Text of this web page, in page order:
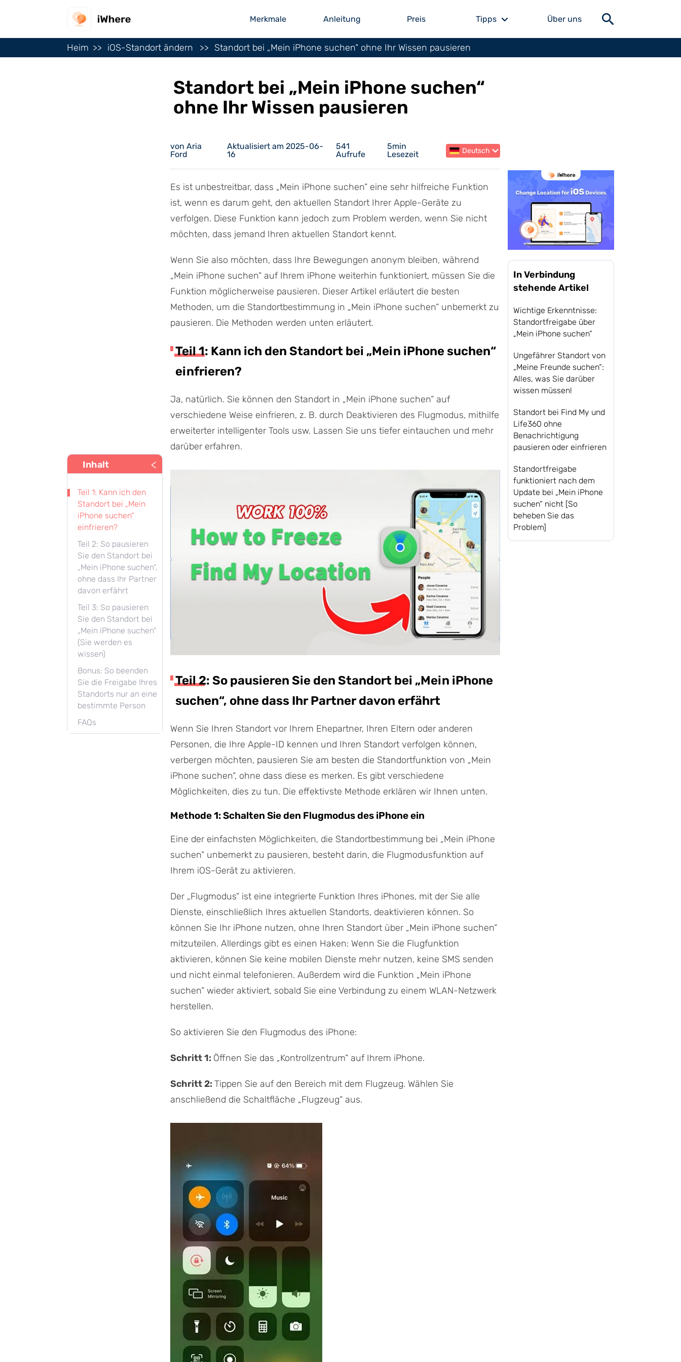
Merkmale Anleitung Preis Tipps Über uns
Heim iOS-Standort ändern Standort bei „Mein iPhone suchen“ ohne Ihr Wissen pausieren
Standort bei „Mein iPhone suchen“
ohne Ihr Wissen pausieren
Inhalt <
Teil 1: Kann ich den
Standort bei „Mein
iPhone suchen“
einfrieren?
Teil 2: So pausieren
Sie den Standort bei
„Mein iPhone suchen“,
ohne dass Ihr Partner
davon erfährt
Teil 3: So pausieren
Sie den Standort bei
„Mein iPhone suchen“
(Sie werden es
wissen)
Bonus: So beenden
Sie die Freigabe Ihres
Standorts nur an eine
bestimmte Person
FAQs
von Aria
Ford
Aktualisiert am 2025-06-
16
541
Aufrufe
5min
Lesezeit
Deutsch
Es ist unbestreitbar, dass „Mein iPhone suchen“ eine sehr hilfreiche Funktion
ist, wenn es darum geht, den aktuellen Standort Ihrer Apple-Geräte zu
verfolgen. Diese Funktion kann jedoch zum Problem werden, wenn Sie nicht
möchten, dass jemand Ihren aktuellen Standort kennt.
Wenn Sie also möchten, dass Ihre Bewegungen anonym bleiben, während
„Mein iPhone suchen“ auf Ihrem iPhone weiterhin funktioniert, müssen Sie die
Funktion möglicherweise pausieren. Dieser Artikel erläutert die besten
Methoden, um die Standortbestimmung in „Mein iPhone suchen“ unbemerkt zu
pausieren. Die Methoden werden unten erläutert.
Teil 1: Kann ich den Standort bei „Mein iPhone suchen“
einfrieren?
Ja, natürlich. Sie können den Standort in „Mein iPhone suchen“ auf
verschiedene Weise einfrieren, z. B. durch Deaktivieren des Flugmodus, mithilfe
erweiterter intelligenter Tools usw. Lassen Sie uns tiefer eintauchen und mehr
darüber erfahren.
Teil 2: So pausieren Sie den Standort bei „Mein iPhone
suchen“, ohne dass Ihr Partner davon erfährt
Wenn Sie Ihren Standort vor Ihrem Ehepartner, Ihren Eltern oder anderen
Personen, die Ihre Apple-ID kennen und Ihren Standort verfolgen können,
verbergen möchten, pausieren Sie am besten die Standortfunktion von „Mein
iPhone suchen“, ohne dass diese es merken. Es gibt verschiedene
Möglichkeiten, dies zu tun. Die effektivste Methode erklären wir Ihnen unten.
Methode 1: Schalten Sie den Flugmodus des iPhone ein
Eine der einfachsten Möglichkeiten, die Standortbestimmung bei „Mein iPhone
suchen“ unbemerkt zu pausieren, besteht darin, die Flugmodusfunktion auf
Ihrem iOS-Gerät zu aktivieren.
Der „Flugmodus“ ist eine integrierte Funktion Ihres iPhones, mit der Sie alle
Dienste, einschließlich Ihres aktuellen Standorts, deaktivieren können. So
können Sie Ihr iPhone nutzen, ohne Ihren Standort über „Mein iPhone suchen“
mitzuteilen. Allerdings gibt es einen Haken: Wenn Sie die Flugfunktion
aktivieren, können Sie keine mobilen Dienste mehr nutzen, keine SMS senden
und nicht einmal telefonieren. Außerdem wird die Funktion „Mein iPhone
suchen“ wieder aktiviert, sobald Sie eine Verbindung zu einem WLAN-Netzwerk
herstellen.
So aktivieren Sie den Flugmodus des iPhone:
Schritt 1: Öffnen Sie das „Kontrollzentrum“ auf Ihrem iPhone.
Schritt 2: Tippen Sie auf den Bereich mit dem Flugzeug. Wählen Sie
anschließend die Schaltfläche „Flugzeug“ aus.
In Verbindung
stehende Artikel
Wichtige Erkenntnisse:
Standortfreigabe über
„Mein iPhone suchen“
Ungefährer Standort von
„Meine Freunde suchen“:
Alles, was Sie darüber
wissen müssen!
Standort bei Find My und
Life360 ohne
Benachrichtigung
pausieren oder einfrieren
Standortfreigabe
funktioniert nach dem
Update bei „Mein iPhone
suchen“ nicht [So
beheben Sie das
Problem]